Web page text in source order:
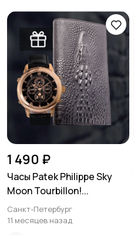
Футболки и поло5
Другое
1 490 ₽
Часы Patek Philippe Sky
Moon Tourbillon!...
Санкт-Петербург
11 месяцев назад